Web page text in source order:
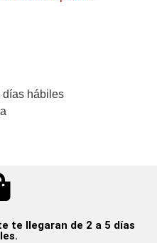
días hábiles
te llegaran de 2 a 5 días